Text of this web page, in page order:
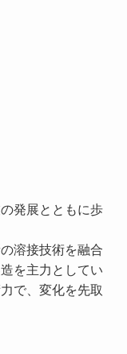
発展とともに歩
溶接技術を融合
を主力としてい
で、変化を先取